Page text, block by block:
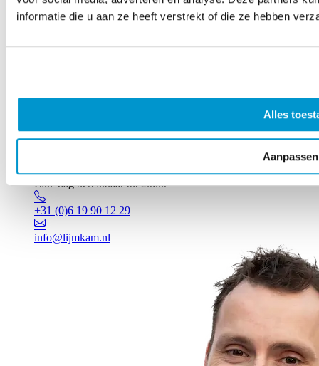
informatie die u aan ze heeft verstrekt of die ze hebben
Alles
Aanpassen
Elke dag bereikbaar tot 20:00
+31 (0)6 19 90 12 29
info@lijmkam.nl